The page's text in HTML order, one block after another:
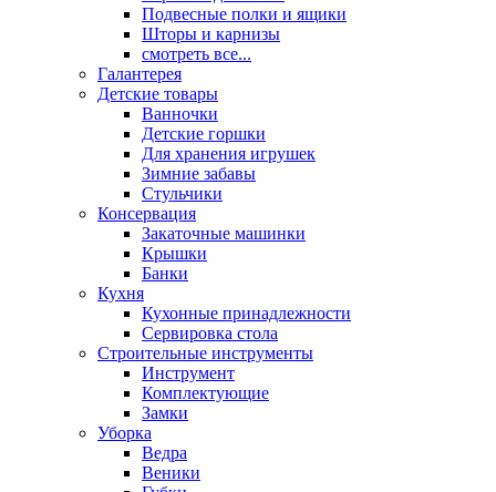
Подвесные полки и ящики
Шторы и карнизы
смотреть все...
Галантерея
Детские товары
Ванночки
Детские горшки
Для хранения игрушек
Зимние забавы
Стульчики
Консервация
Закаточные машинки
Крышки
Банки
Кухня
Кухонные принадлежности
Сервировка стола
Строительные инструменты
Инструмент
Комплектующие
Замки
Уборка
Ведра
Веники